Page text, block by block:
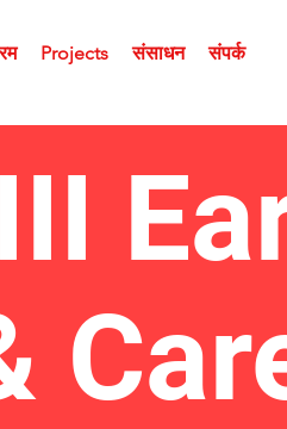
Projects संसाधन संपर्क